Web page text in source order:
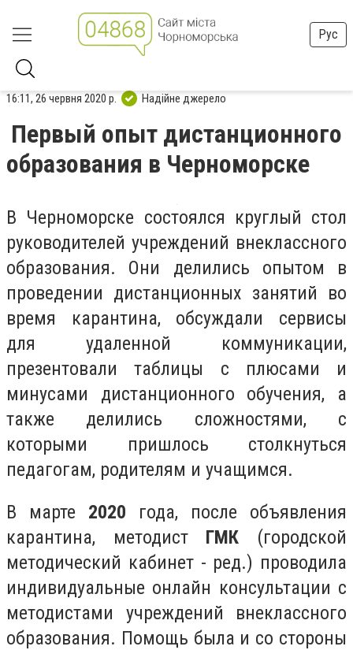
Рус
16:11, 26 червня 2020 р. Надійне джерело
Первый опыт дистанционного
образования в Черноморске
В Черноморске состоялся круглый стол
руководителей учреждений внеклассного
образования. Они делились опытом в
проведении дистанционных занятий во
время карантина, обсуждали сервисы
для удаленной коммуникации,
презентовали таблицы с плюсами и
минусами дистанционного обучения, а
также делились сложностями, с
которыми пришлось столкнуться
педагогам, родителям и учащимся.
В марте 2020 года, после объявления
карантина, методист ГМК (городской
методический кабинет - ред.) проводила
индивидуальные онлайн консультации с
методистами учреждений внеклассного
образования. Помощь была и со стороны